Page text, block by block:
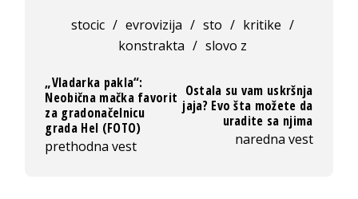
stocic / evrovizija / sto / kritike /
konstrakta / slovo z
„Vladarka pakla“:
Neobična mačka favorit
za gradonačelnicu
grada Hel (FOTO)
prethodna vest
Ostala su vam uskršnja
jaja? Evo šta možete da
uradite sa njima
naredna vest